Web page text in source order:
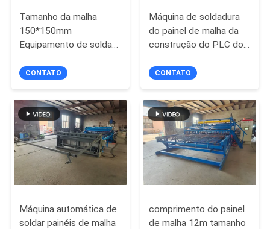
PRIVACY
POLICY
Tamanho da malha
150*150mm
Equipamento de solda
PLC de 4 mm
CONTATO
Máquina de soldadura
do painel de malha da
construção do PLC do
100*100mm
CONTATO
Máquina automática de
soldar painéis de malha
comprimento do painel
de malha 12m tamanho